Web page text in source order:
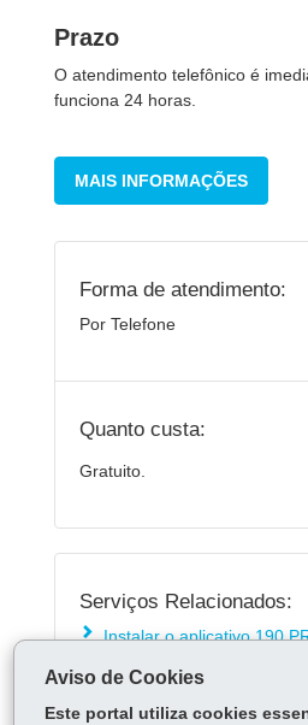
Prazo
O atendimento telefônico é
funciona 24 horas.
MAIS INFORMAÇÕES
Forma de atendimento:
Por Telefone
Quanto custa:
Gratuito.
Serviços Relacionados:
Instalar o aplicativo 190
Acionar o Disque Denúncia
Aviso de Cookies
Este portal utiliza cookies